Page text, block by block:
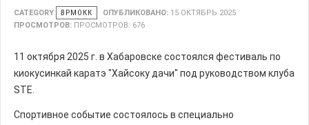
CATEGORY ВРМОКК ОПУБЛИКОВАНО: 15 ОКТЯБРЬ 2025
ПРОСМОТРОВ: ПРОСМОТРОВ: 676
11 октября 2025 г. в Хабаровске состоялся фестиваль по
киокусинкай каратэ "Хайсоку дачи" под руководством клуба
STE.
Спортивное событие состоялось в специально